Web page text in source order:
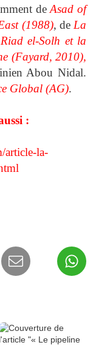
deAsad of
(1988), de La
el-Solh et la
(Fayard, 2010),
Abou Nidal.
Global (AG).
:
article-la-